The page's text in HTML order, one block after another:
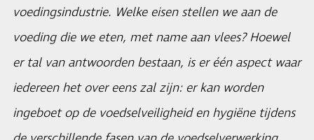
voedingsindustrie. Welke eisen stellen we aan de
voeding die we eten, met name aan vlees? Hoewel
er tal van antwoorden bestaan, is er één aspect waar
iedereen het over eens zal zijn: er kan worden
ingeboet op de voedselveiligheid en hygiëne tijdens